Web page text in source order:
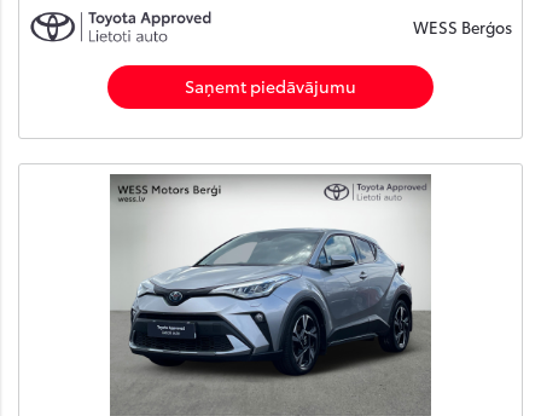
WESS Berģos
Saņemt piedāvājumu